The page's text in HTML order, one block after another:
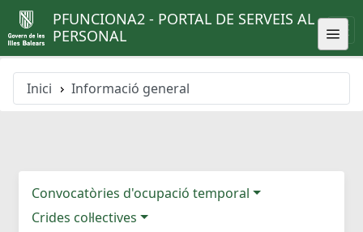
PFUNCIONA2 - PORTAL DE SERVEIS AL
PERSONAL
Inici Informació general
Convocatòries d'ocupació temporal
Crides col·lectives